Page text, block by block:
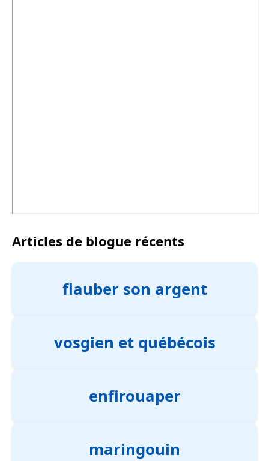
Articles de blogue récents
flauber son argent
vosgien et québécois
enfirouaper
maringouin